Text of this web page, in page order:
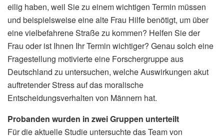
eilig haben, weil Sie zu einem wichtigen Termin müssen
und beispielsweise eine alte Frau Hilfe benötigt, um über
eine vielbefahrene Straße zu kommen? Helfen Sie der
Frau oder ist Ihnen Ihr Termin wichtiger? Genau solch eine
Fragestellung motivierte eine Forschergruppe aus
Deutschland zu untersuchen, welche Auswirkungen akut
auftretender Stress auf das moralische
Entscheidungsverhalten von Männern hat.
Probanden wurden in zwei Gruppen unterteilt
Für die aktuelle Studie untersuchte das Team von